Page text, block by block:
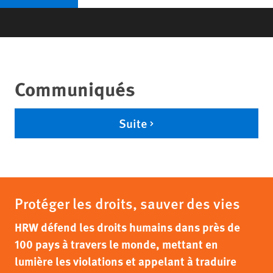
Communiqués
Suite
Protéger les droits, sauver des vies
HRW défend les droits humains dans près de
100 pays à travers le monde, mettant en
lumière les violations et appelant à traduire